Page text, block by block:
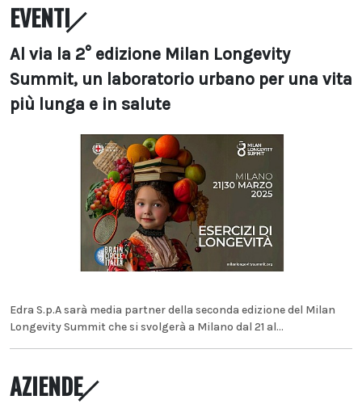
EVENTI
Al via la 2° edizione Milan Longevity
Summit, un laboratorio urbano per una vita
più lunga e in salute
Edra S.p.A sarà media partner della seconda edizione del Milan
Longevity Summit che si svolgerà a Milano dal 21 al...
AZIENDE